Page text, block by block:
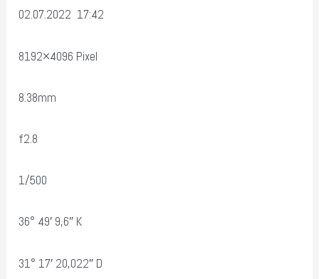
02.07.2022 17:42
8192×4096 Pixel
8.38mm
f2.8
1/500
36° 49′ 9,6″ K
31° 17′ 20,022″ D